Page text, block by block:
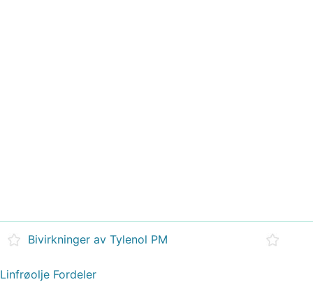
Bivirkninger av Tylenol PM
Linfrøolje Fordeler